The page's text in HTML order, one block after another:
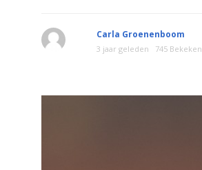
Carla Groenenboom
3 jaar geleden 745 Bekeken